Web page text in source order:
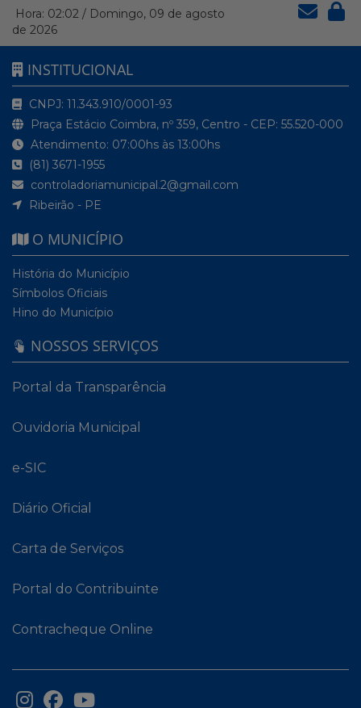
Hora: 02:02 / Domingo, 09 de agosto
de 2026
INSTITUCIONAL
CNPJ: 11.343.910/0001-93
Praça Estácio Coimbra, nº 359, Centro - CEP: 55.520-000
Atendimento: 07:00hs às 13:00hs
(81) 3671-1955
controladoriamunicipal.2@gmail.com
Ribeirão - PE
O MUNICÍPIO
História do Município
Símbolos Oficiais
Hino do Município
NOSSOS SERVIÇOS
Portal da Transparência
Ouvidoria Municipal
e-SIC
Diário Oficial
Carta de Serviços
Portal do Contribuinte
Contracheque Online